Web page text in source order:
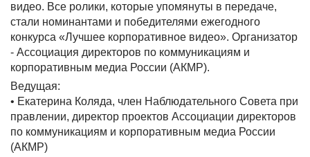
видео. Все ролики, которые упомянуты в передаче,
стали номинантами и победителями ежегодного
конкурса «Лучшее корпоративное видео». Организатор
- Ассоциация директоров по коммуникациям и
корпоративным медиа России (АКМР).
Ведущая:
• Екатерина Коляда, член Наблюдательного Совета при
правлении, директор проектов Ассоциации директоров
по коммуникациям и корпоративным медиа России
(АКМР)